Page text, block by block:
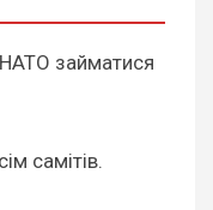
НАТО займатися
самітів.